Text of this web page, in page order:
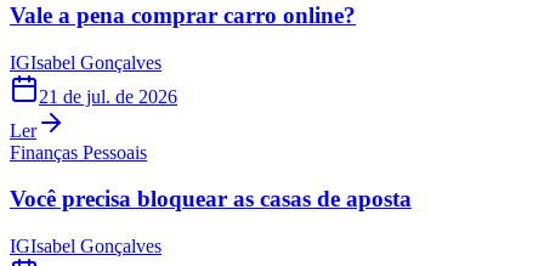
Vale a pena comprar carro online?
IGIsabel Gonçalves
21 de jul. de 2026
Ler
Finanças Pessoais
Você precisa bloquear as casas de aposta
IGIsabel Gonçalves